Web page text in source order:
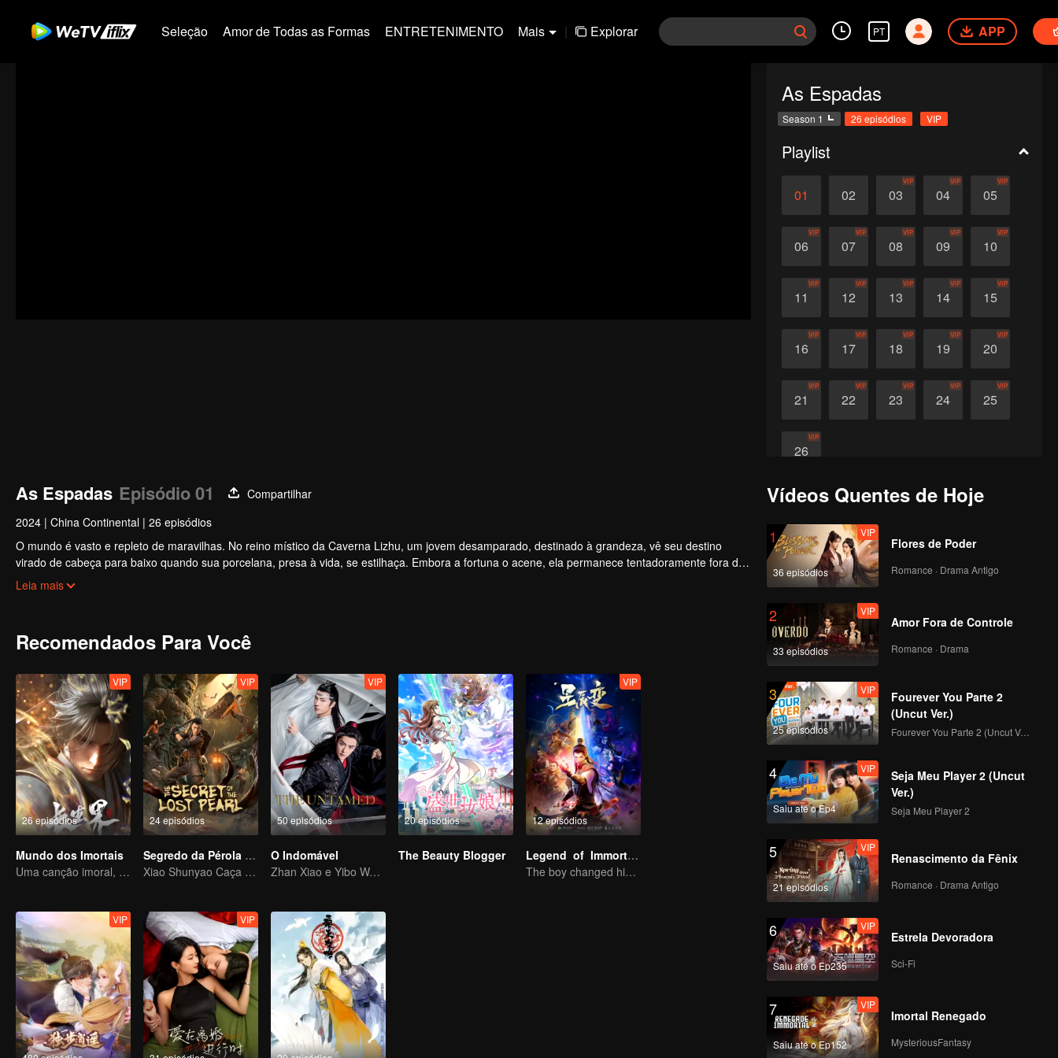
Seleção Amor de Todas as Formas ENTRETENIMENTO Mais | Explorar PT APP
As Espadas
Season 1 26 episódios VIP
Playlist
01 02 03
VIP
04
VIP
05
VIP
06
VIP
07
VIP
08
VIP
09
VIP
10
VIP
11
VIP
12
VIP
13
VIP
14
VIP
15
VIP
16
VIP
17
VIP
18
VIP
19
VIP
20
VIP
21
VIP
22
VIP
23
VIP
24
VIP
25
VIP
26
VIP
As Espadas Episódio 01
Compartilhar
2024 | China Continental | 26 episódios
O mundo é vasto e repleto de maravilhas. No reino místico da Caverna Lizhu, um jovem desamparado, destinado à grandeza, vê seu destino
virado de cabeça para baixo quando sua porcelana, presa à vida, se estilhaça. Embora a fortuna o acene, ela permanece tentadoramente fora de
alcance. Como resultado, figuras poderosas começam a tecer planos intrincados em torno dele, transformando o garoto no eixo de seus
Leia mais
Recomendados Para Você
26 episódios
VIP
Mundo dos Imortais
Uma canção imoral, revelando sangue e lágrimas
24 episódios
VIP
Segredo da Pérola Perdida
Xiao Shunyao Caça Tesouros para Quebrar a Maldição de Sangue
50 episódios
VIP
O Indomável
Zhan Xiao e Yibo Wang, como protagonistas, lideram o elenco dos atores bonitos
20 episódios
The Beauty Blogger
12 episódios
VIP
Legend of Immortals
The boy changed his life into a king
VIP VIP
Vídeos Quentes de Hoje
1
36 episódios
VIP
Flores de Poder
Romance · Drama Antigo
2
33 episódios
VIP
Amor Fora de Controle
Romance · Drama
3
25 episódios
VIP
Fourever You Parte 2
(Uncut Ver.)
Fourever You Parte 2 (Uncut Ver.)
4
Saiu até o Ep4
VIP
Seja Meu Player 2 (Uncut
Ver.)
Seja Meu Player 2
5
21 episódios
VIP
Renascimento da Fênix
Romance · Drama Antigo
6
Saiu até o Ep235
VIP
Estrela Devoradora
Sci-Fi
7
Saiu até o Ep152
VIP
Imortal Renegado
MysteriousFantasy